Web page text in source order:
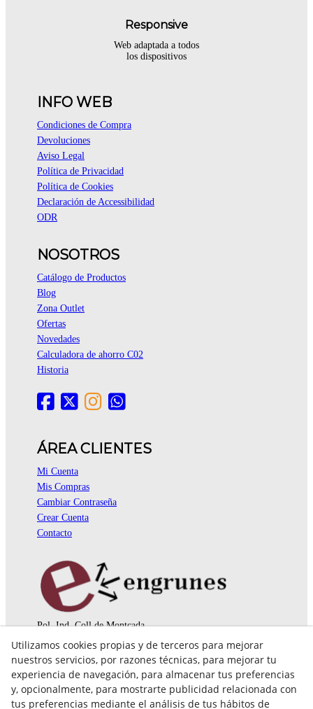
Responsive
Web adaptada a todos
los dispositivos
INFO WEB
Condiciones de Compra
Devoluciones
Aviso Legal
Política de Privacidad
Política de Cookies
Declaración de Accessibilidad
ODR
NOSOTROS
Catálogo de Productos
Blog
Zona Outlet
Ofertas
Novedades
Calculadora de ahorro C02
Historia
ÁREA CLIENTES
Mi Cuenta
Mis Compras
Cambiar Contraseña
Crear Cuenta
Contacto
Pol. Ind. Coll de Montcada
08110 Montcada i Reixac (Barcelona)
935 829 999
engrunes@engrunes.org
Utilizamos cookies propias y de terceros para mejorar
nuestros servicios, por razones técnicas, para mejorar tu
experiencia de navegación, para almacenar tus preferencias
y, opcionalmente, para mostrarte publicidad relacionada con
tus preferencias mediante el análisis de tus hábitos de